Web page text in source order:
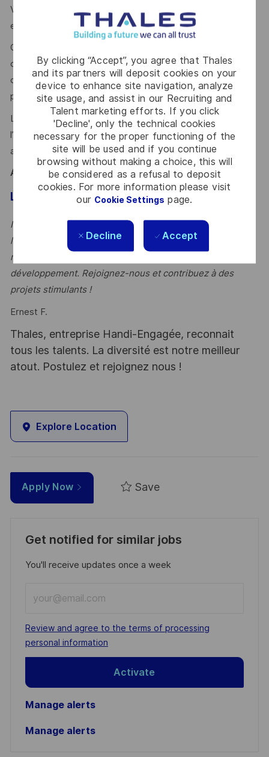
By clicking “Accept”, you agree that Thales
and its partners will deposit cookies on your
device to enhance site navigation, analyze
site usage, and assist in our Recruiting and
Talent marketing efforts. If you click
'Decline', only the technical cookies
necessary for the proper functioning of the
site will be used and if you continue
browsing without making a choice, this will
be considered as a refusal to deposit
cookies. For more information please visit
our Cookie Settings page.
Decline Accept
Vous appréciez le travail en équipe tout en étant rigoureux
et à l'écoute de vos interlocuteurs ?
On vous reconnait pour votre capacité de synthèse et de
communication. Vous êtes à l’écoute, force de proposition,
curieux et prêt à découvrir un nouveau domaine. Vous faite
preuve d’autonomie et d’esprit critique ?
L’ aisance relationnelle, l’animation de réunions, la vision de
l’avancement technique calendaire des métiers sont des
atouts que l'on vous reconnait ?
Alors ce poste est fait pour vous !
Le mot du manager
Intégrez une équipe dynamique et bienveillante dédiée à
l'excellence inertielle, où l’ingénierie solution est le
métier socle et chef d’orchestre de l’exécution de
développement. Rejoignez-nous et contribuez à des
projets stimulants !
Ernest F.
Thales, entreprise Handi-Engagée, reconnait
tous les talents. La diversité est notre meilleur
atout. Postulez et rejoignez nous !
Explore Location
Apply Now Save
Get notified for similar jobs
You'll receive updates once a week
Email
address
(Required)
Required
Review and agree to the terms of processing
personal information
Activate
Manage alerts
Manage alerts